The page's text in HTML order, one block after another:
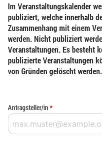
Im Veranstaltungskalender
publiziert, welche innerhalb
Zusammenhang mit einem
werden. Nicht publiziert
Veranstaltungen. Es besteht
publizierte Veranstaltungen
von Gründen gelöscht werden.
Antragsteller/in*